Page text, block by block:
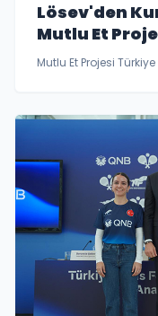
Lösev'den
Mutlu Et
Mutlu Et Projesi